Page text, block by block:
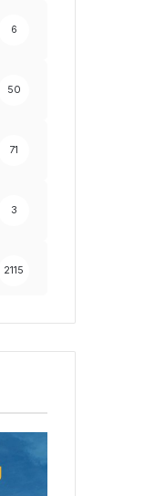
6
50
71
3
2115